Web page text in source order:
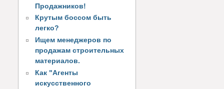
Продажников!
Крутым боссом быть
легко?
Ищем менеджеров по
продажам строительных
материалов.
Как "Агенты
искусственного